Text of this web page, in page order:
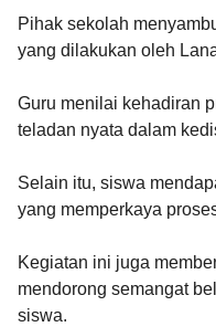
Pihak sekolah
yang dilakukan oleh
Guru menilai kehadiran
teladan nyata dalam
Selain itu, siswa
yang memperkaya
Kegiatan ini juga
mendorong semangat
siswa.